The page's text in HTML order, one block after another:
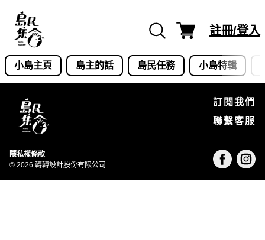
content
註冊/登入
小島主頁 島主的話 島民任務 小島特輯
訂閱我們
聯繫客服
隱私權條款
© 2026 轉轉設計股份有限公司